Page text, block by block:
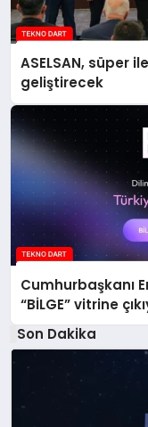
ASELSAN, süper
geliştirecek
Cumhurbaşkanı
“BİLGE” vitrine
Son Dakika